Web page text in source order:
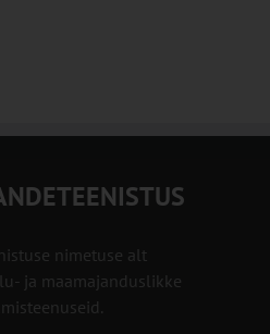
nimetuse alt
ja maamajanduslikke